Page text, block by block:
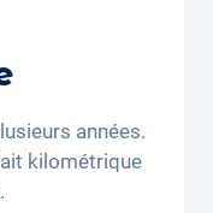
années.
kilométrique